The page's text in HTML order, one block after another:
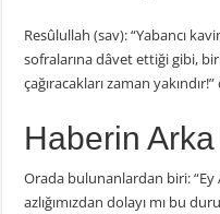
Resûlullah (sav): “Yabancı
sofralarına dâvet ettiği gibi,
çağıracakları zaman
Haberin Arka
Orada bulunanlardan biri: “Ey
azlığımızdan dolayı mı bu